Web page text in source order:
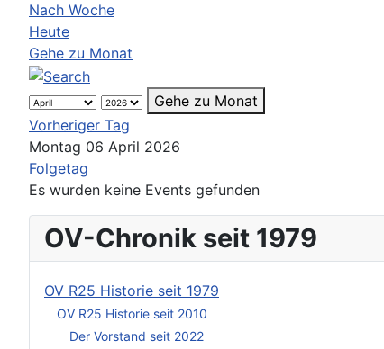
OV-Chronik seit 1979
OV R25 Historie seit 1979
OV R25 Historie seit 2010
Der Vorstand seit 2022
Nach Woche
Heute
Gehe zu Monat
Gehe zu Monat
Vorheriger Tag
Montag 06 April 2026
Folgetag
Es wurden keine Events gefunden